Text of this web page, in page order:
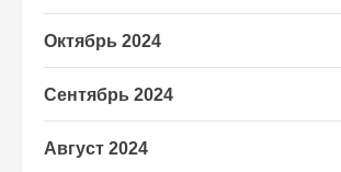
Октябрь 2024
Сентябрь 2024
Август 2024